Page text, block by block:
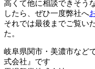
高くて他に相談できそう
したら、ぜひ一度弊社へ
それでは最後までご覧い
た。
岐阜県関市・美濃市など
式会社』です